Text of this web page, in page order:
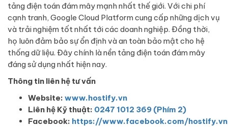
tảng điện toán đám mây mạnh nhất thế giới. Với chi phí
cạnh tranh, Google Cloud Platform cung cấp những dịch vụ
và trải nghiệm tốt nhất tới các doanh nghiệp. Đồng thời,
họ luôn đảm bảo sự ổn định và an toàn bảo mật cho hệ
thống dữ liệu. Đây chính là nền tảng điện toán đám mây
đáng sử dụng nhất hiện nay.
Thông tin liên hệ tư vấn
Website: www.hostify.vn
Liên hệ Kỹ thuật: 0247 1012 369 (Phím 2)
Facebook: https://www.facebook.com/hostify.vn